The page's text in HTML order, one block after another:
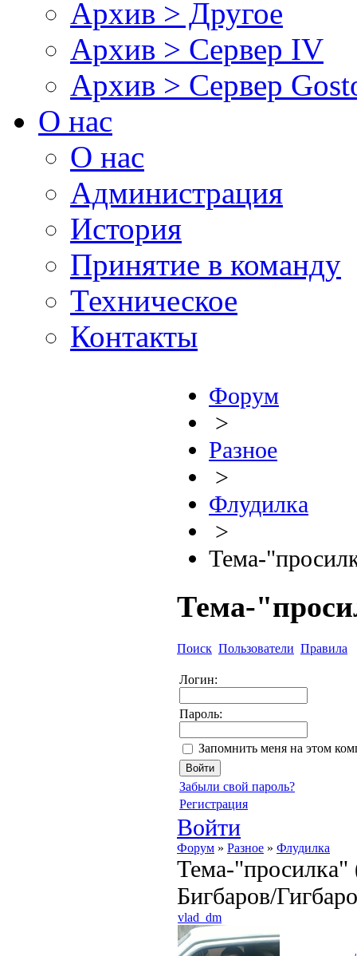
Архив > Другое
Архив > Сервер IV
Архив > Сервер
О нас
О нас
Администрация
История
Принятие в команду
Техническое
Контакты
Форум
>
Разное
>
Флудилка
>
Тема-
Тема-
Поиск Пользователи Правила
Логин:
Пароль:
Запомнить меня на этом
Забыли свой пароль?
Регистрация
Войти
Форум » Разное » Флудилка
Тема-"просилка"
Бигбаров/
vlad_dm